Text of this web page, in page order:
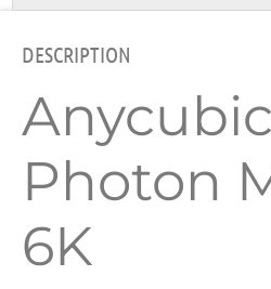
DESCRIPTION
Photon
6K